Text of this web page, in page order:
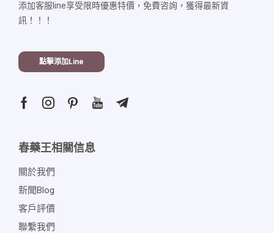
添加客服line享受限時優惠特價，免費咨詢，獲得最新資
訊！！！
點擊添加line
春藥王相關信息
關於我們
新聞blog
客戶評價
聯繫我們